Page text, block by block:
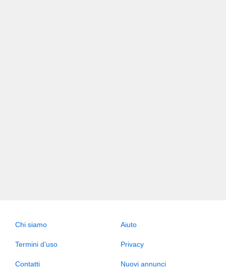
Chi siamo Aiuto
Termini d’uso Privacy
Contatti Nuovi annunci